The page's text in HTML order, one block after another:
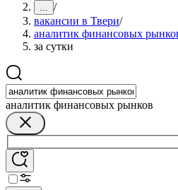
... /
вакансии в Твери/
аналитик финансовых
за сутки
аналитик финансовых рынков